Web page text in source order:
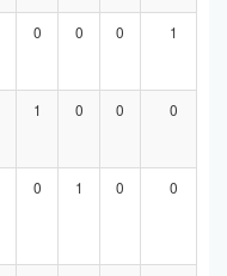
0 0 0 1
1 0 0 0
0 1 0 0